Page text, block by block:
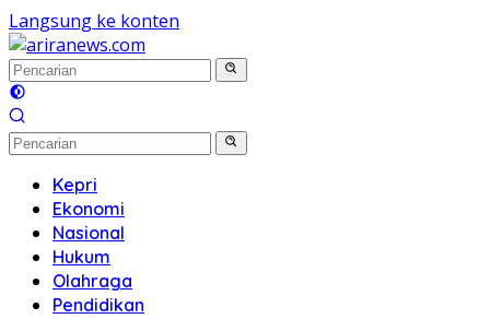
Langsung ke konten
Kepri
Ekonomi
Nasional
Hukum
Olahraga
Pendidikan